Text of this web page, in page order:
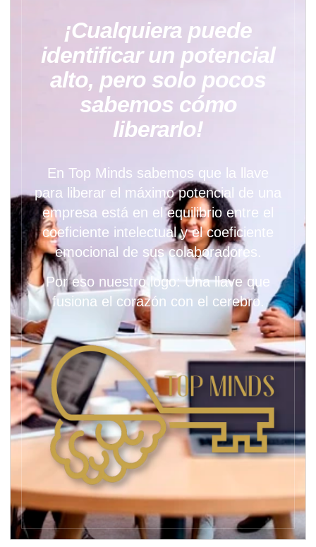
¡Cualquiera puede
identificar un potencial
alto, pero solo pocos
sabemos cómo
liberarlo!
En Top Minds sabemos que la llave
para liberar el máximo potencial de una
empresa está en el equilibrio entre el
coeficiente intelectual y el coeficiente
emocional de sus colaboradores.
Por eso nuestro logo: Una llave que
fusiona el corazón con el cerebro.